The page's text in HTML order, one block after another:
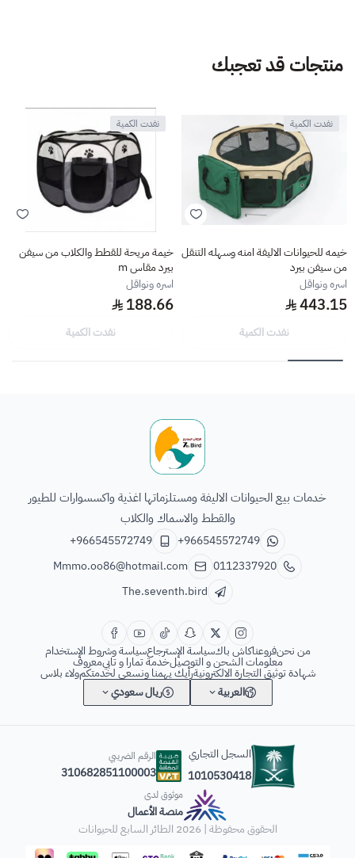
منتجات قد تعجبك
نفدت الكمية
خيمه للحيوانات الاليفة امنه وسهله التنقل
من سيفن بيرد
اسره ونواقل
443.15
نفدت الكمية
نفدت الكمية
خيمة مريحة للقطط والكلاب من سيفن
بيرد مقاس m
اسره ونواقل
188.66
نفدت الكمية
خدمات بيع الحيوانات الاليفة ومستلزماتها اغذية واكسسوارات للطيور
والقطط والاسماك والكلاب
+966545572749
+966545572749
0112337920
Mmmo.oo86@hotmail.com
The.seventh.bird
من نحنفروعناكاش باكسياسة الإسترجاعسياسة وشروط الإستخدام
معلومات الشحن و التوصيلخدمة تمارا و تابيمعروف
شهادة توثيق التجارة الالكترونيةرأيك يهمنا ونسعى لخدمتكمولاء بلاس
العربية
ريال سعودي
السجل التجاري
1010530418
الرقم الضريبي
310682851100003
موثوق لدى
منصة الأعمال
الحقوق محفوظة | 2026
الطائر السابع للحيوانات